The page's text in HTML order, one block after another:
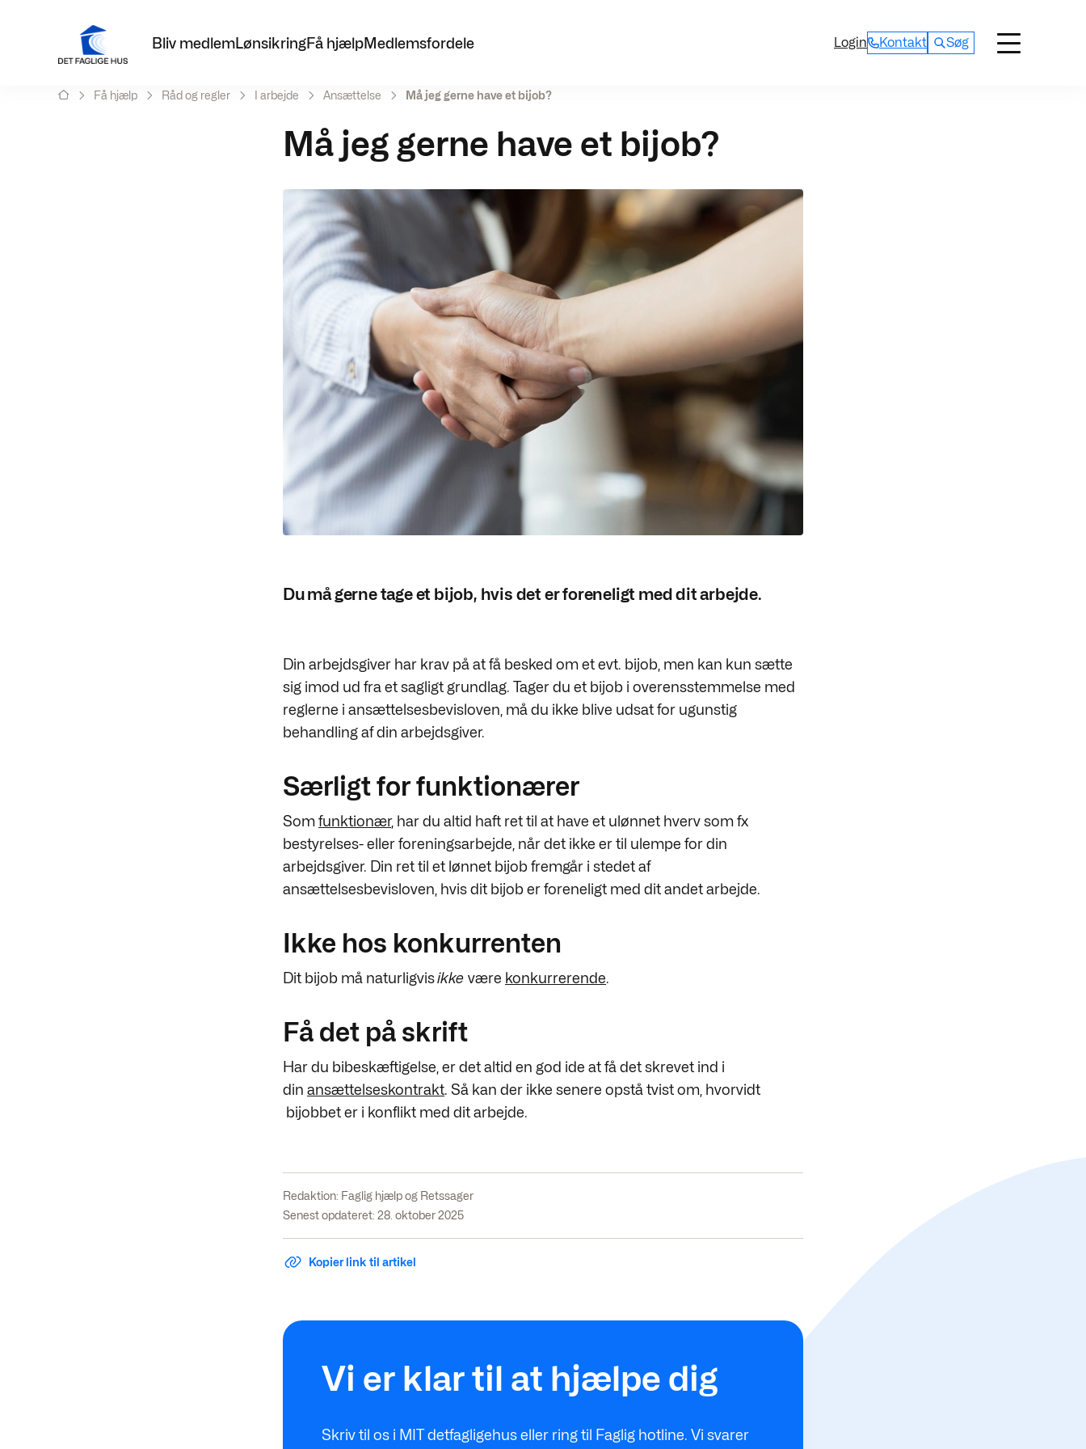
Bliv medlemLønsikringFå hjælpMedlemsfordele Login Kontakt Søg
Få hjælp Råd og regler I arbejde Ansættelse Må jeg gerne have et bijob?
Må jeg gerne have et bijob?
Du må gerne tage et bijob, hvis det er foreneligt med dit arbejde.
Din arbejdsgiver har krav på at få besked om et evt. bijob, men kan kun sætte
sig imod ud fra et sagligt grundlag. Tager du et bijob i overensstemmelse med
reglerne i ansættelsesbevisloven, må du ikke blive udsat for ugunstig
behandling af din arbejdsgiver.
Særligt for funktionærer
Somfunktionær, har du altid haft ret til at have et ulønnet hverv som fx
bestyrelses- eller foreningsarbejde, når det ikke er til ulempe for din
arbejdsgiver. Din ret til et lønnet bijob fremgår i stedet af
ansættelsesbevisloven, hvis dit bijob er foreneligt med dit andet arbejde.
Ikke hos konkurrenten
Dit bijob må naturligvisikke være konkurrerende.
Få det på skrift
Har du bibeskæftigelse, er det altid en god ide at få det skrevet ind i
din ansættelseskontrakt. Så kan der ikke senere opstå tvist om, hvorvidt
bijobbet er i konflikt med dit arbejde.
Redaktion: Faglig hjælp og Retssager
Senest opdateret: 28. oktober 2025
Kopier link til artikel
Vi er klar til at hjælpe dig
Skriv til os i MIT detfagligehus eller ring til Faglig hotline. Vi svarer